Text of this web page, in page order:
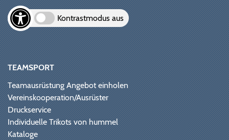
Kontrastmodus aus
TEAMSPORT
Teamausrüstung Angebot einholen
Vereinskooperation/Ausrüster
Druckservice
Individuelle Trikots von hummel
Kataloge